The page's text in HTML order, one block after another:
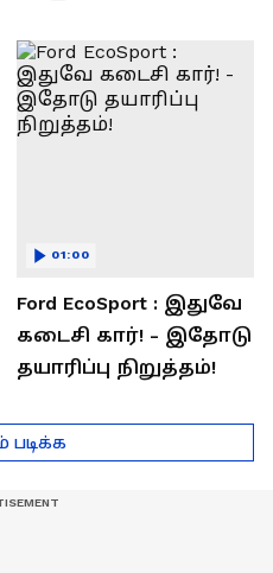
Ford EcoSport : இதுவே
கடைசி கார்! - இதோடு
தயாரிப்பு நிறுத்தம்!
01:00
படிக்க